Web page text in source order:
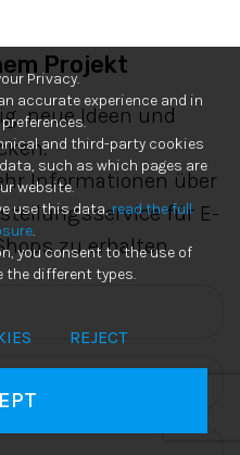
Projekt
neue Ideen und
Informationen über
für E-
zu erhalten.
Privacy.
accurate experience and in
and third-party cookies
such as which pages are
website.
use this data,read the full
.
you consent to the use of
the different types.
REJECT